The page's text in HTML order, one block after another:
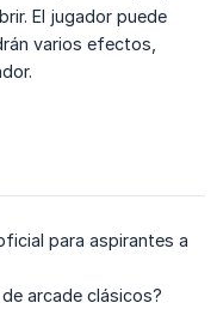
El jugador puede
varios efectos,
para aspirantes a
arcade clásicos?